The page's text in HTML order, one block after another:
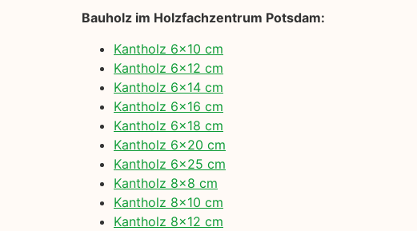
Bauholz im Holzfachzentrum Potsdam:
Kantholz 6×10 cm
Kantholz 6×12 cm
Kantholz 6×14 cm
Kantholz 6×16 cm
Kantholz 6×18 cm
Kantholz 6×20 cm
Kantholz 6×25 cm
Kantholz 8×8 cm
Kantholz 8×10 cm
Kantholz 8×12 cm